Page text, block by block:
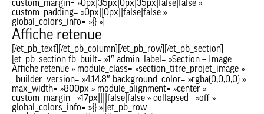
custom_margin= »0px|35px|0px|35px|false|false »
custom_padding= »0px||0px||false|false »
global_colors_info= »{} »]
Affiche retenue
[/et_pb_text][/et_pb_column][/et_pb_row][/et_pb_section]
[et_pb_section fb_built= »1″ admin_label= »Section – Image
Affiche retenue » module_class= »section_titre_projet_image »
_builder_version= »4.14.8″ background_color= »rgba(0,0,0,0) »
max_width= »800px » module_alignment= »center »
custom_margin= »17px||||false|false » collapsed= »off »
global_colors_info= »{} »][et_pb_row